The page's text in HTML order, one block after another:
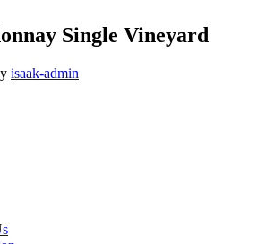
Single Vineyard
isaak-admin